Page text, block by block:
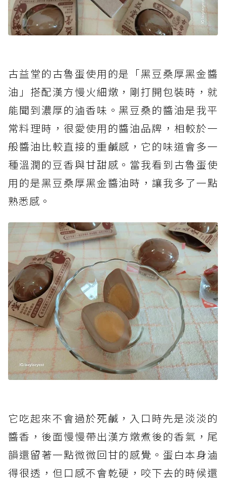
古益堂的古魯蛋使用的是「黑豆桑厚黑金醬
油」搭配漢方慢火細燉，剛打開包裝時，就
能聞到濃厚的滷香味。黑豆桑的醬油是我平
常料理時，很愛使用的醬油品牌，相較於一
般醬油比較直接的重鹹感，它的味道會多一
種溫潤的豆香與甘甜感。當我看到古魯蛋使
用的是黑豆桑厚黑金醬油時，讓我多了一點
熟悉感。
它吃起來不會過於死鹹，入口時先是淡淡的
醬香，後面慢慢帶出漢方燉煮後的香氣，尾
韻還留著一點微微回甘的感覺。蛋白本身滷
得很透，但口感不會乾硬，咬下去的時候還